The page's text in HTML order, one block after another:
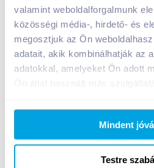
valamint weboldalforgalmunk
közösségi média-, hirdető- és
megosztjuk az Ön
adatait, akik kombinálhatják az
adatokkal, amelyeket Ön adott
Ön által használt más
Mindent
Testre
Kosárba
1 karton = 12
Bevásárlólistához adom